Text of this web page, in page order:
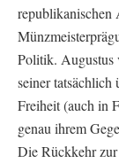
republikanischen
Politik. Augustus
seiner
Freiheit (auch in
genau ihrem
Die Rückkehr